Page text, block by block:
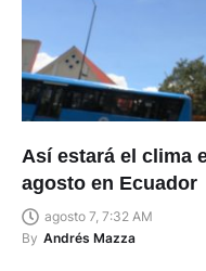
Así estará el clima
agosto en Ecuador
agosto 7, 7:32 AM
By Andrés Mazza